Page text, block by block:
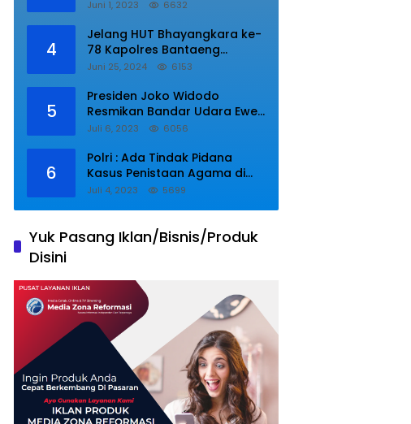
RI.
Juni 1, 2023 6632
4
Jelang HUT Bhayangkara ke-
78 Kapolres Bantaeng
Resmikan Sumur Bor di Desa
Juni 25, 2024 6153
5
Presiden Joko Widodo
Resmikan Bandar Udara Ewer
di Asmat
Juli 6, 2023 6056
6
Polri : Ada Tindak Pidana
Kasus Penistaan Agama di
Ponpes Al Zaytun
Juli 4, 2023 5699
Yuk Pasang Iklan/Bisnis/Produk
Disini